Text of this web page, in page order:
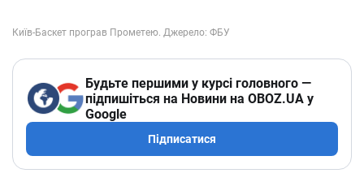
Будьте першими у курсі головного —
підпишіться на Новини на OBOZ.UA у
Google
Підписатися